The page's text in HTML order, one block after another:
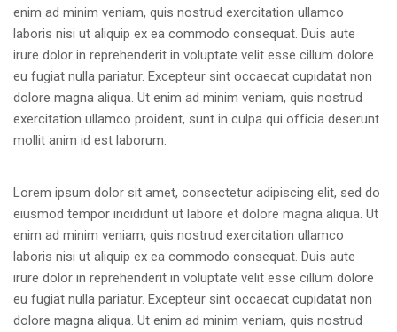
enim ad minim veniam, quis nostrud exercitation ullamco
laboris nisi ut aliquip ex ea commodo consequat. Duis aute
irure dolor in reprehenderit in voluptate velit esse cillum dolore
eu fugiat nulla pariatur. Excepteur sint occaecat cupidatat non
dolore magna aliqua. Ut enim ad minim veniam, quis nostrud
exercitation ullamco proident, sunt in culpa qui officia deserunt
mollit anim id est laborum.
Lorem ipsum dolor sit amet, consectetur adipiscing elit, sed do
eiusmod tempor incididunt ut labore et dolore magna aliqua. Ut
enim ad minim veniam, quis nostrud exercitation ullamco
laboris nisi ut aliquip ex ea commodo consequat. Duis aute
irure dolor in reprehenderit in voluptate velit esse cillum dolore
eu fugiat nulla pariatur. Excepteur sint occaecat cupidatat non
dolore magna aliqua. Ut enim ad minim veniam, quis nostrud